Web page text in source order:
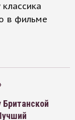
в фильме